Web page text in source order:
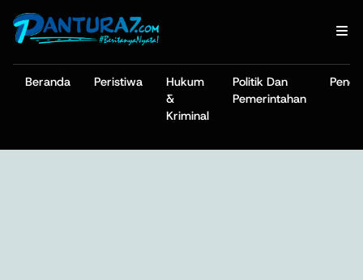
Beranda Peristiwa
Hukum
&
Kriminal
Politik Dan
Pemerintahan